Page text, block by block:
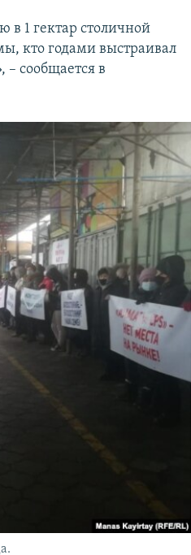
в 1 гектар столичной
кто годами выстраивал
– сообщается в